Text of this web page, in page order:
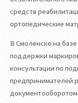
средств
ортопедические
В Смоленске на
поддержки
консультации по
предпринимателей